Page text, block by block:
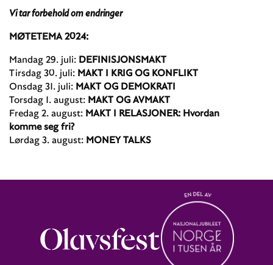
Vi tar forbehold om endringer
MØTETEMA 2024:
Mandag 29. juli: DEFINISJONSMAKT
Tirsdag 30. juli: MAKT I KRIG OG KONFLIKT
Onsdag 31. juli: MAKT OG DEMOKRATI
Torsdag 1. august: MAKT OG AVMAKT
Fredag 2. august: MAKT I RELASJONER: Hvordan
komme seg fri?
Lørdag 3. august: MONEY TALKS